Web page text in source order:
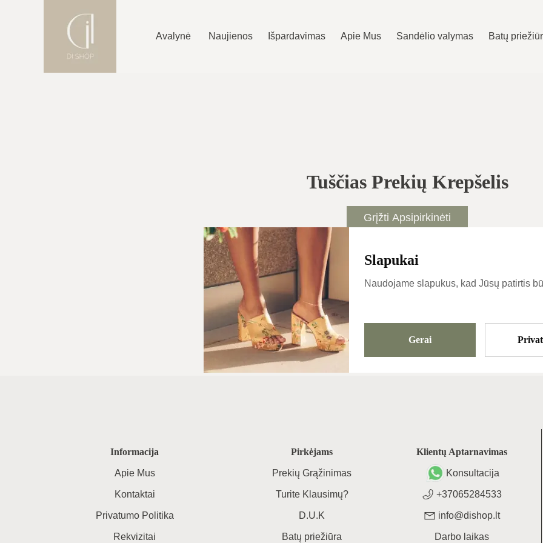
Slapukai
Naudojame slapukus, kad Jūsų patirtis
Gerai
Avalynė Naujienos Išpardavimas Apie Mus Sandėlio valymas Batų
Tuščias Prekių Krepšelis
Grįžti Apsipirkinėti
Informacija
Apie Mus
Kontaktai
Privatumo Politika
Rekvizitai
Pirkėjams
Prekių Grąžinimas
Turite Klausimų?
D.U.K
Batų priežiūra
Klientų Aptarnavimas
Konsultacija
+37065284533
info@dishop.lt
Darbo laikas